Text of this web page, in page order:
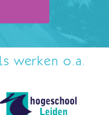
werken o.a.